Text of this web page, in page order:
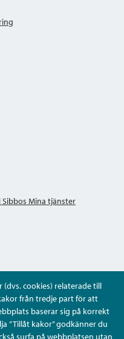
(dvs. cookies) relaterade till
från tredje part för att
baserar sig på korrekt
”Tillåt kakor” godkänner du
surfa på webbplatsen utan
Mina tjänster